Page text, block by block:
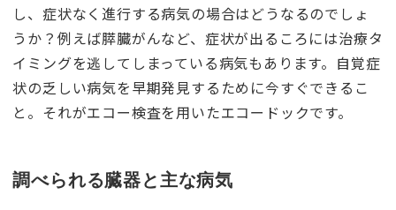
し、症状なく進行する病気の場合はどうなるのでしょ
うか？例えば膵臓がんなど、症状が出るころには治療タ
イミングを逃してしまっている病気もあります。自覚症
状の乏しい病気を早期発見するために今すぐできるこ
と。それがエコー検査を用いたエコードックです。
調べられる臓器と主な病気